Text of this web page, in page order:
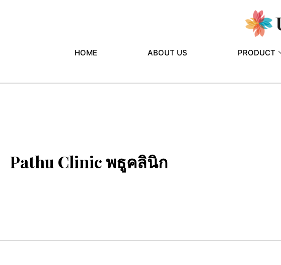
HOME ABOUT US PRODUCT
Pathu Clinic พธูคลินิก